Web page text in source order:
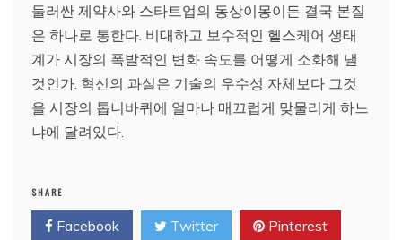
둘러싼 제약사와 스타트업의 동상이몽이든 결국 본질
은 하나로 통한다. 비대하고 보수적인 헬스케어 생태
계가 시장의 폭발적인 변화 속도를 어떻게 소화해 낼
것인가. 혁신의 과실은 기술의 우수성 자체보다 그것
을 시장의 톱니바퀴에 얼마나 매끄럽게 맞물리게 하느
냐에 달려있다.
SHARE
Facebook Twitter Pinterest